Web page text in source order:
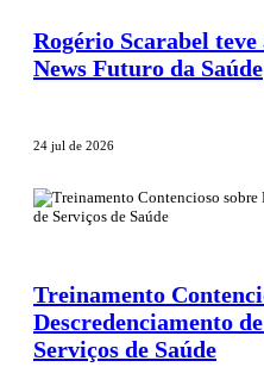
Rogério Scarabel
News Futuro da Saúde
24 jul de 2026
Treinamento
Descredenciamento
Serviços de Saúde